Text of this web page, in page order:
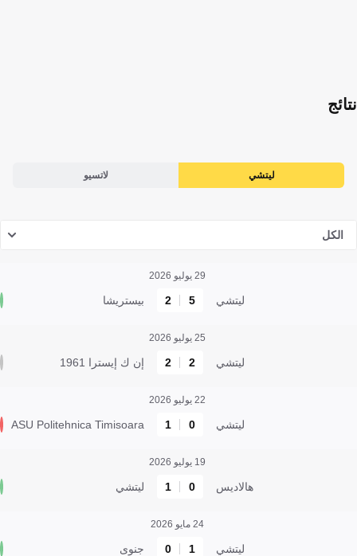
نتائج
ليتشي لاتسيو
الكل
29 يوليو 2026
ليتشي 5
2 بيستريشا
25 يوليو 2026
ليتشي 2
2 إن ك إيسترا 1961
22 يوليو 2026
ليتشي 0
1
ASU Politehnica Timisoara
19 يوليو 2026
هالاديس 0
1 ليتشي
24 مايو 2026
ليتشي 1
0 جنوى